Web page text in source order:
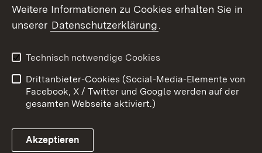
Link zum Landesportal
Barrierefreiheit
Benutzungshinweise
Impressum
Cookies
Weitere Informationen zu Cookies erhalten Sie in
unserer Datenschutzerklärung.
Technisch notwendige Cookies
Drittanbieter-Cookies (Social-Media-Elemente von
Facebook, X / Twitter und Google werden auf der
gesamten Webseite aktiviert.)
Akzeptieren